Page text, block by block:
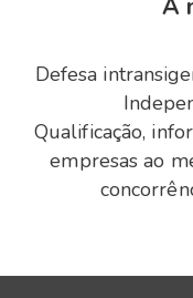
A
Defesa
Qualificação,
empresas ao